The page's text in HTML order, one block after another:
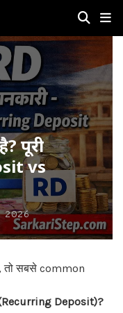
पूरी
vs
तो सबसे common
Deposit)?